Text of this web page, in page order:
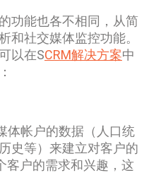
功能也各不相同，从简
和社交媒体监控功能。
以在SCRM解决方案中
体帐户的数据（人口统
史等）来建立对客户的
客户的需求和兴趣，这